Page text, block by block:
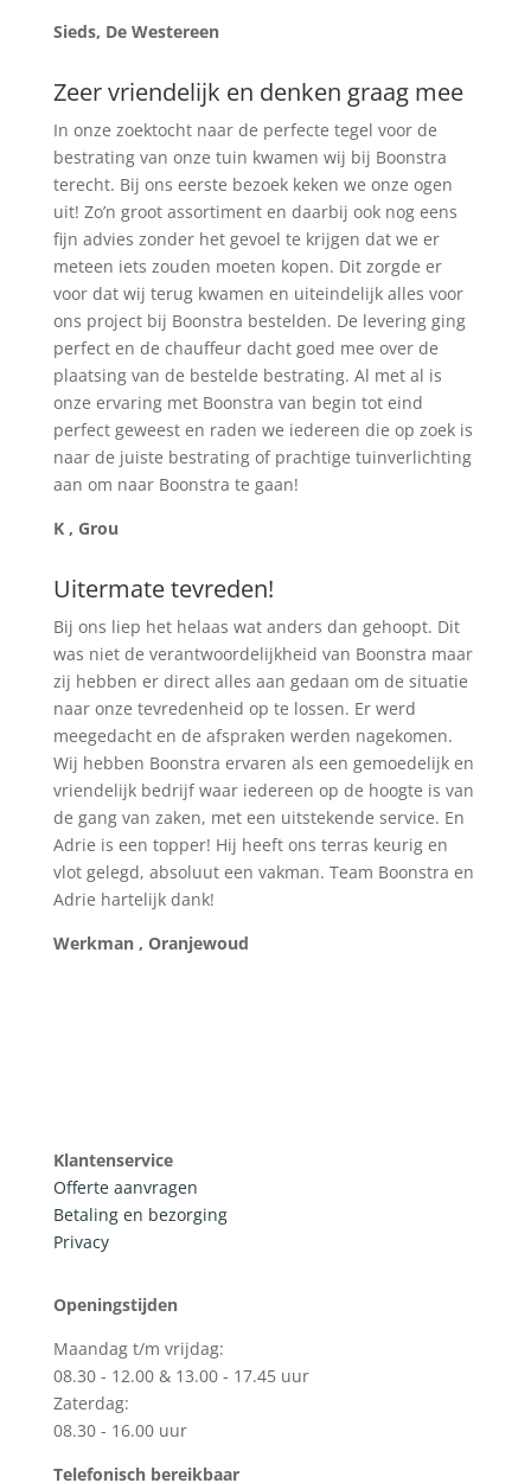
Sieds, De Westereen
Zeer vriendelijk en denken graag mee
In onze zoektocht naar de perfecte tegel voor de
bestrating van onze tuin kwamen wij bij Boonstra
terecht. Bij ons eerste bezoek keken we onze ogen
uit! Zo’n groot assortiment en daarbij ook nog eens
fijn advies zonder het gevoel te krijgen dat we er
meteen iets zouden moeten kopen. Dit zorgde er
voor dat wij terug kwamen en uiteindelijk alles voor
ons project bij Boonstra bestelden. De levering ging
perfect en de chauffeur dacht goed mee over de
plaatsing van de bestelde bestrating. Al met al is
onze ervaring met Boonstra van begin tot eind
perfect geweest en raden we iedereen die op zoek is
naar de juiste bestrating of prachtige tuinverlichting
aan om naar Boonstra te gaan!
K , Grou
Uitermate tevreden!
Bij ons liep het helaas wat anders dan gehoopt. Dit
was niet de verantwoordelijkheid van Boonstra maar
zij hebben er direct alles aan gedaan om de situatie
naar onze tevredenheid op te lossen. Er werd
meegedacht en de afspraken werden nagekomen.
Wij hebben Boonstra ervaren als een gemoedelijk en
vriendelijk bedrijf waar iedereen op de hoogte is van
de gang van zaken, met een uitstekende service. En
Adrie is een topper! Hij heeft ons terras keurig en
vlot gelegd, absoluut een vakman. Team Boonstra en
Adrie hartelijk dank!
Werkman , Oranjewoud
Klantenservice
Offerte aanvragen
Betaling en bezorging
Privacy
Openingstijden
Maandag t/m vrijdag:
08.30 - 12.00 & 13.00 - 17.45 uur
Zaterdag:
08.30 - 16.00 uur
Telefonisch bereikbaar